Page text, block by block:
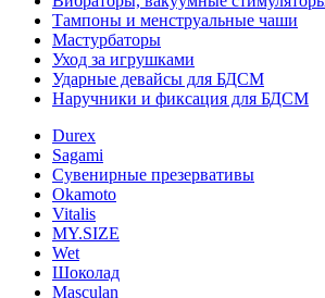
Тампоны и менструальные чаши
Мастурбаторы
Уход за игрушками
Ударные девайсы для БДСМ
Наручники и фиксация для БДСМ
Durex
Sagami
Сувенирные презервативы
Okamoto
Vitalis
MY.SIZE
Wet
Шоколад
Masculan